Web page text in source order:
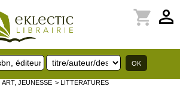
perm_identity
shopping_cart
JEUNESSE > LITTERATURES